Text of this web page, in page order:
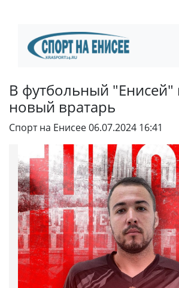
В футбольный
новый вратарь
Спорт на Енисее06.07.2024 16:41